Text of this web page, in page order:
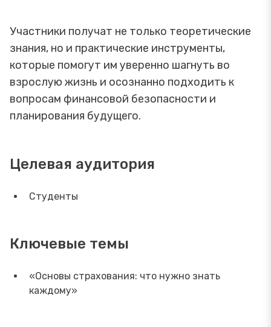
Участники получат не только теоретические
знания, но и практические инструменты,
которые помогут им уверенно шагнуть во
взрослую жизнь и осознанно подходить к
вопросам финансовой безопасности и
планирования будущего.
Целевая аудитория
Студенты
Ключевые темы
«Основы страхования: что нужно знать
каждому»